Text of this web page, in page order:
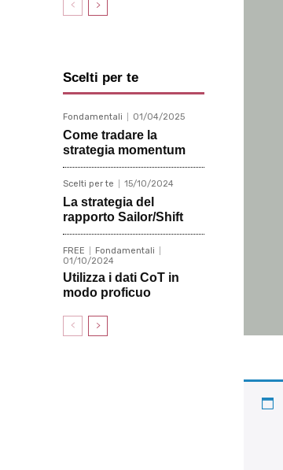
Scelti per te
Fondamentali 01/04/2025
Come tradare la
strategia momentum
Scelti per te 15/10/2024
La strategia del
rapporto Sailor/Shift
FREE
Fondamentali
01/10/2024
Utilizza i dati CoT in
modo proficuo